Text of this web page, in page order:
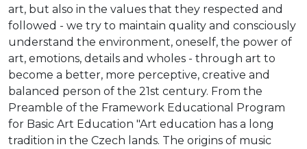
art, but also in the values ​​that they respected and
followed - we try to maintain quality and consciously
understand the environment, oneself, the power of
art, emotions, details and wholes - through art to
become a better, more perceptive, creative and
balanced person of the 21st century. From the
Preamble of the Framework Educational Program
for Basic Art Education "Art education has a long
tradition in the Czech lands. The origins of music